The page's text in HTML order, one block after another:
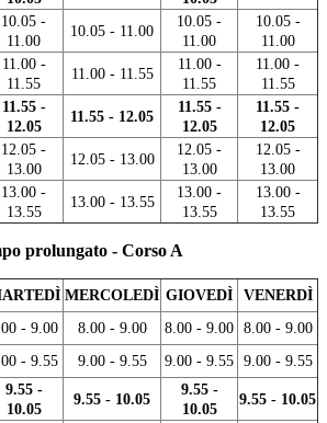
10.05 -
11.00
10.05 - 11.00
10.05 -
11.00
10.05 -
11.00
11.00 -
11.55
11.00 - 11.55
11.00 -
11.55
11.00 -
11.55
11.55 -
12.05
11.55 - 12.05
11.55 -
12.05
11.55 -
12.05
12.05 -
13.00
12.05 - 13.00
12.05 -
13.00
12.05 -
13.00
13.00 -
13.55
13.00 - 13.55
13.00 -
13.55
13.00 -
13.55
prolungato - Corso A
MERCOLEDÌ GIOVEDÌ
VENERDÌ
- 9.00 8.00 - 9.00 8.00 - 9.00 8.00 - 9.00
- 9.55 9.00 - 9.55 9.00 - 9.55 9.00 - 9.55
9.55 -
10.05
9.55 - 10.05
9.55 -
10.05
9.55 - 10.05